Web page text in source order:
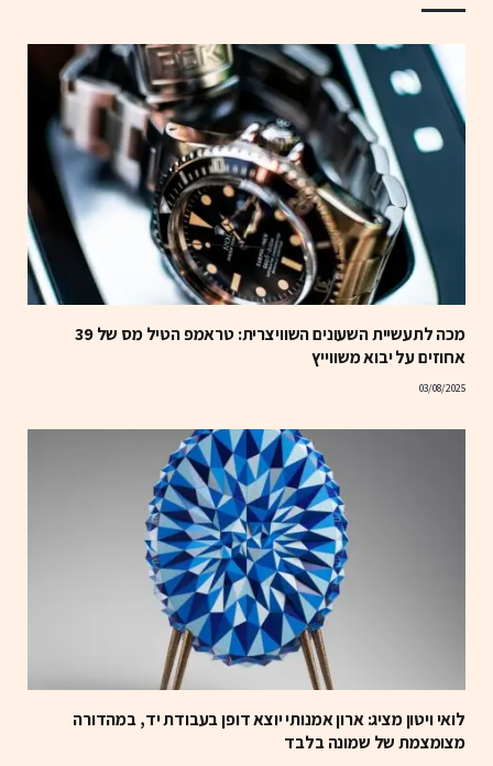
מכה לתעשיית השעונים השוויצרית: טראמפ הטיל מס של 39
אחוזים על יבוא משווייץ
03/08/2025
לואי ויטון מציג: ארון אמנותי יוצא דופן בעבודת יד, במהדורה
מצומצמת של שמונה בלבד